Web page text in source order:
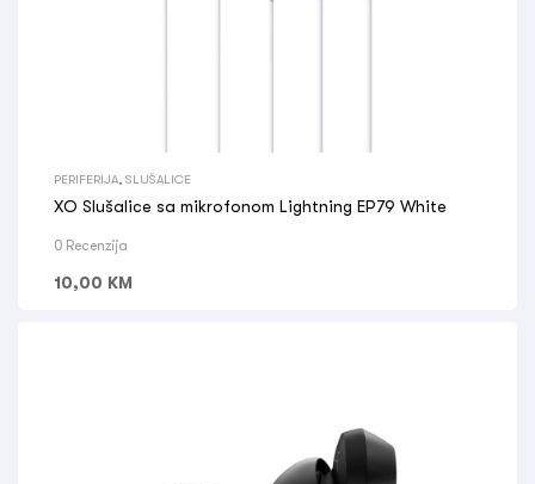
PERIFERIJA SLUŠALICE
XO Slušalice sa mikrofonom Lightning EP79 White
0 Recenzija
10,00 KM